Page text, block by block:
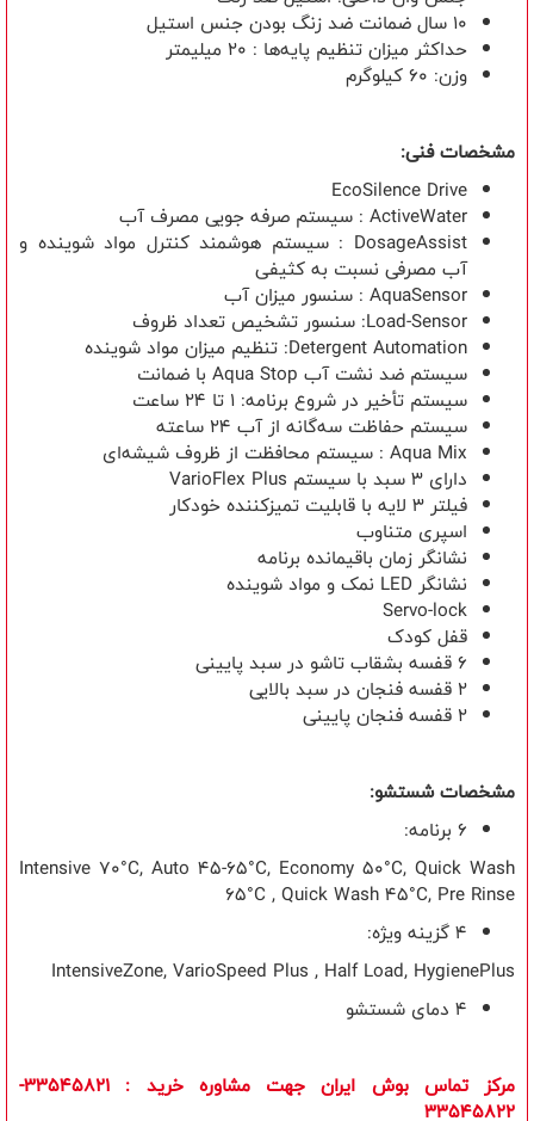
10 سال ضمانت ضد زنگ بودن جنس استیل
حداکثر میزان تنظیم پایه‌ها : 20 میلیمتر
وزن: 60 کیلوگرم
مشخصات فنی:
EcoSilence Drive
ActiveWater : سیستم صرفه جویی مصرف آب
DosageAssist : سیستم هوشمند کنترل مواد شوینده و
آب مصرفی نسبت به کثیفی
AquaSensor
: سنسور میزان آب
Load-Sensor: سنسور تشخیص تعداد ظروف
Detergent Automation: تنظیم میزان مواد شوینده
سیستم ضد نشت آب Aqua Stop با ضمانت
سیستم تأخیر در شروع برنامه: 1 تا 24 ساعت
سیستم حفاظت سه‌گانه از آب 24 ساعته
Aqua Mix : سیستم محافظت از ظروف شیشه‌ای
دارای 3 سبد با سیستم
VarioFlex Plus
فیلتر 3 لایه با قابلیت تمیزکننده خودکار
اسپری متناوب
نشانگر زمان باقیمانده برنامه
نشانگرLED نمک و مواد شوینده
Servo-lock
قفل کودک
6 قفسه بشقاب تاشو در سبد پایینی
2 قفسه فنجان در سبد بالایی
2 قفسه فنجان پایینی
مشخصات شستشو:
6 برنامه:
Intensive 70°C, Auto 45-65°C, Economy 50°C, Quick Wash
65°C , Quick Wash 45°C, Pre Rinse
4گزینه ویژه:
IntensiveZone, VarioSpeed Plus , Half Load, HygienePlus
4 دمای شستشو
مرکز تماس بوش ایران جهت مشاوره خرید
: 33545821-
33545822